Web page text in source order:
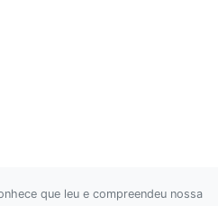
que leu e compreendeu nossa